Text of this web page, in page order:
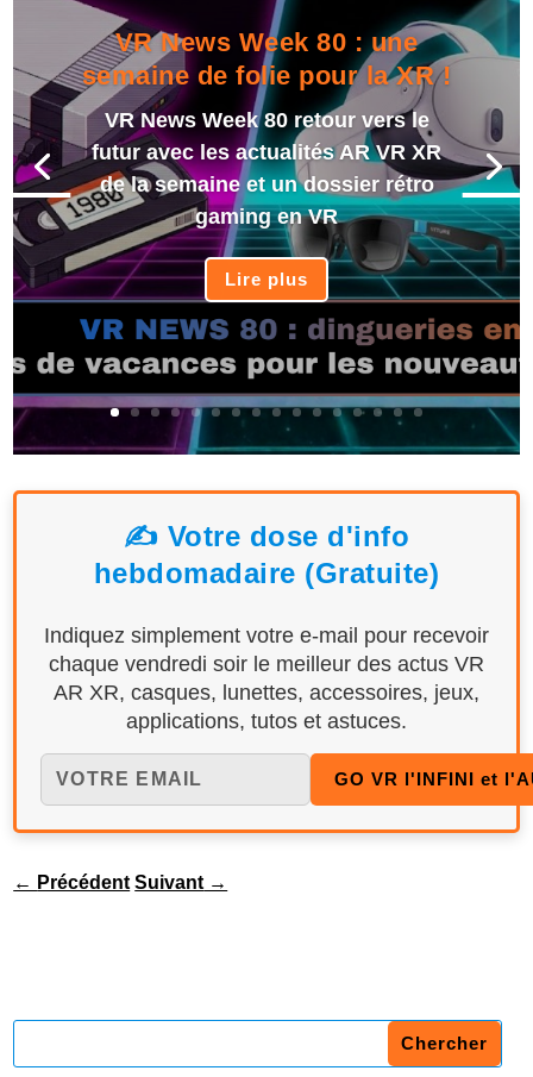
VR News Week 80 : une
semaine de folie pour la XR !
VR News Week 80 retour vers le
futur avec les actualités AR VR XR
de la semaine et un dossier rétro
gaming en VR
Lire plus
✍️ Votre dose d'info
hebdomadaire (Gratuite)
Indiquez simplement votre e-mail pour recevoir
chaque vendredi soir le meilleur des actus VR
AR XR, casques, lunettes, accessoires, jeux,
applications, tutos et astuces.
← Précédent Suivant →